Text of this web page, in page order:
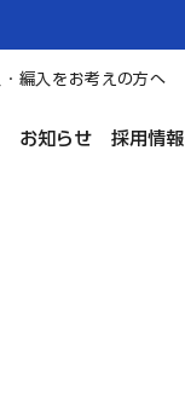
編入をお考えの方へ
お知らせ 採用情報